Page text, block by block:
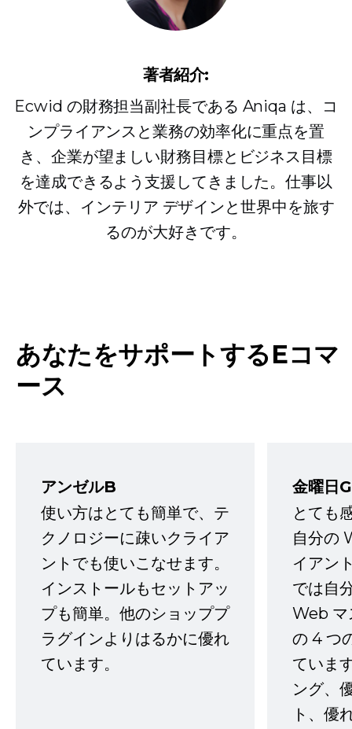
著者紹介:
Ecwid の財務担当副社長である Aniqa は、コ
ンプライアンスと業務の効率化に重点を置
き、企業が望ましい財務目標とビジネス目標
を達成できるよう支援してきました。仕事以
外では、インテリア デザインと世界中を旅す
るのが大好きです。
あなたをサポートするEコマ
ース
アンゼルB
使い方はとても簡単で、テ
クノロジーに疎いクライア
ントでも使いこなせます。
インストールもセットアッ
プも簡単。他のショッププ
ラグインよりはるかに優れ
ています。
金曜日G
とても
自分の
イアン
では自
Web マ
の 4 つ
ていま
ング、
ト、優